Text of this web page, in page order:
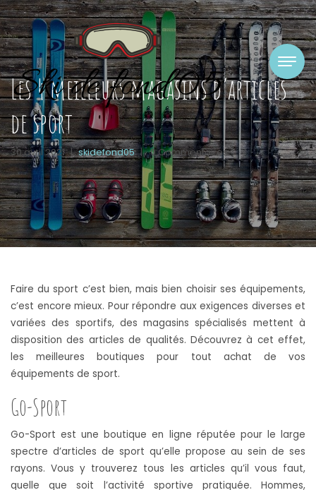
Les 4 meilleurs magasins d’articles
de sport
30 avril 2021 | skidefond05 | 0 Commentaires
Faire du sport c’est bien, mais bien choisir ses équipements,
c’est encore mieux. Pour répondre aux exigences diverses et
variées des sportifs, des magasins spécialisés mettent à
disposition des articles de qualités. Découvrez à cet effet,
les meilleures boutiques pour tout achat de vos
équipements de sport.
Go-Sport
Go-Sport est une boutique en ligne réputée pour le large
spectre d’articles de sport qu’elle propose au sein de ses
rayons. Vous y trouverez tous les articles qu’il vous faut,
quelle que soit l’activité sportive pratiquée. Hommes,